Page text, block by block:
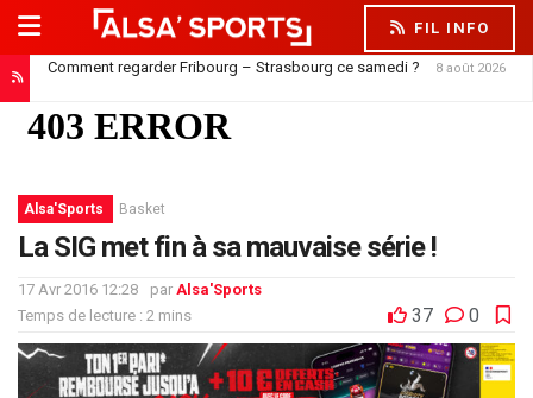
FIL INFO
Comment regarder Fribourg – Strasbourg ce samedi ? 8 août 2026
Alsa'Sports Basket
La SIG met fin à sa mauvaise série !
17 Avr 2016 12:28 par Alsa'Sports
Temps de lecture : 2 mins
37 0